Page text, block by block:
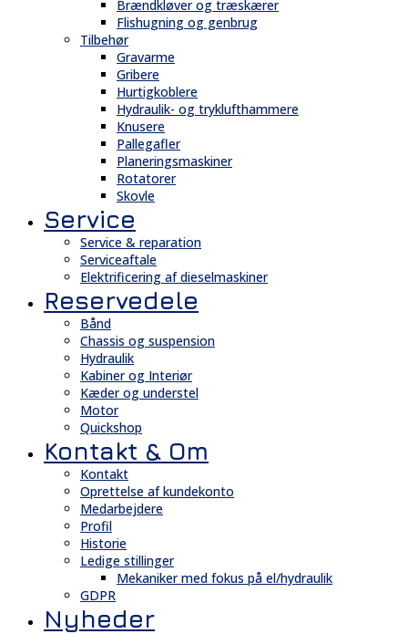
Brændkløver og træskærer
Flishugning og genbrug
Tilbehør
Gravarme
Gribere
Hurtigkoblere
Hydraulik- og tryklufthammere
Knusere
Pallegafler
Planeringsmaskiner
Rotatorer
Skovle
Service
Service & reparation
Serviceaftale
Elektrificering af dieselmaskiner
Reservedele
Bånd
Chassis og suspension
Hydraulik
Kabiner og Interiør
Kæder og understel
Motor
Quickshop
Kontakt & Om
Kontakt
Oprettelse af kundekonto
Medarbejdere
Profil
Historie
Ledige stillinger
Mekaniker med fokus på el/hydraulik
GDPR
Nyheder